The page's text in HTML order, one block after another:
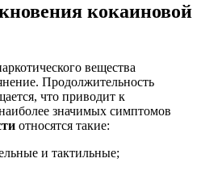
кокаиновой
вещества
Продолжительность
что приводит к
значимых симптомов
относятся такие:
и тактильные;